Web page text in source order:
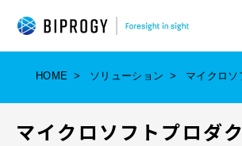
HOME ソリューション マイクロソ
マイクロソフトプロダ